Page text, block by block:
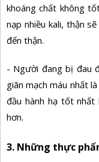
khoáng chất không
nạp nhiều kali, thận
đến thận.
- Người đang bị đau
giãn mạch máu nhất
đầu hành hạ tốt nhất
hơn.
3. Những thực